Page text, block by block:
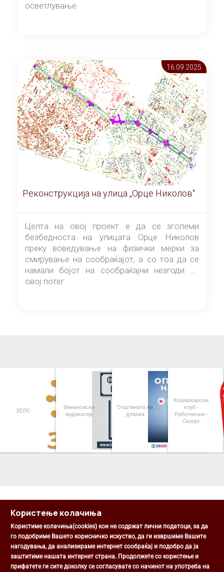
осветлување.
16.09 2025
Реконструкција на улица „Орце Николов“
Целта на овој проект е да се зголеми
безбедноста на улицата Орце Николов
преку воведување на физички мерки за
смирување на сообраќајот, а со тоа да се
намали бојот на сообраќајни незгоди на
овој потег
ЗЕЛС
Финансиски
индикатор
Општината на
дланка
Кошаркарски
клуб -
Работнички -
Скопје
Општина Центар
Михаил Цоков бр. 1, Скопје
Користење колачиња
Користиме колачиња(cookies) кои не содржат лични податоци, за да
го подобриме Вашето корисничко искуство, да ги извршиме Вашите
нагодувања, да анализираме интернет сообраќај и подобро да ја
заштитиме нашата интернет страна. Продолжете со користење и
прифатете ги сите доколку се согласувате со начинот на употреба на